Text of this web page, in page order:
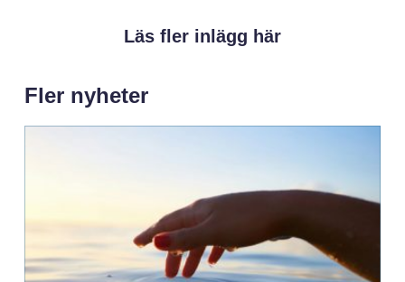
Läs fler inlägg här
Fler nyheter